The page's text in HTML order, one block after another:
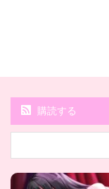
購読する